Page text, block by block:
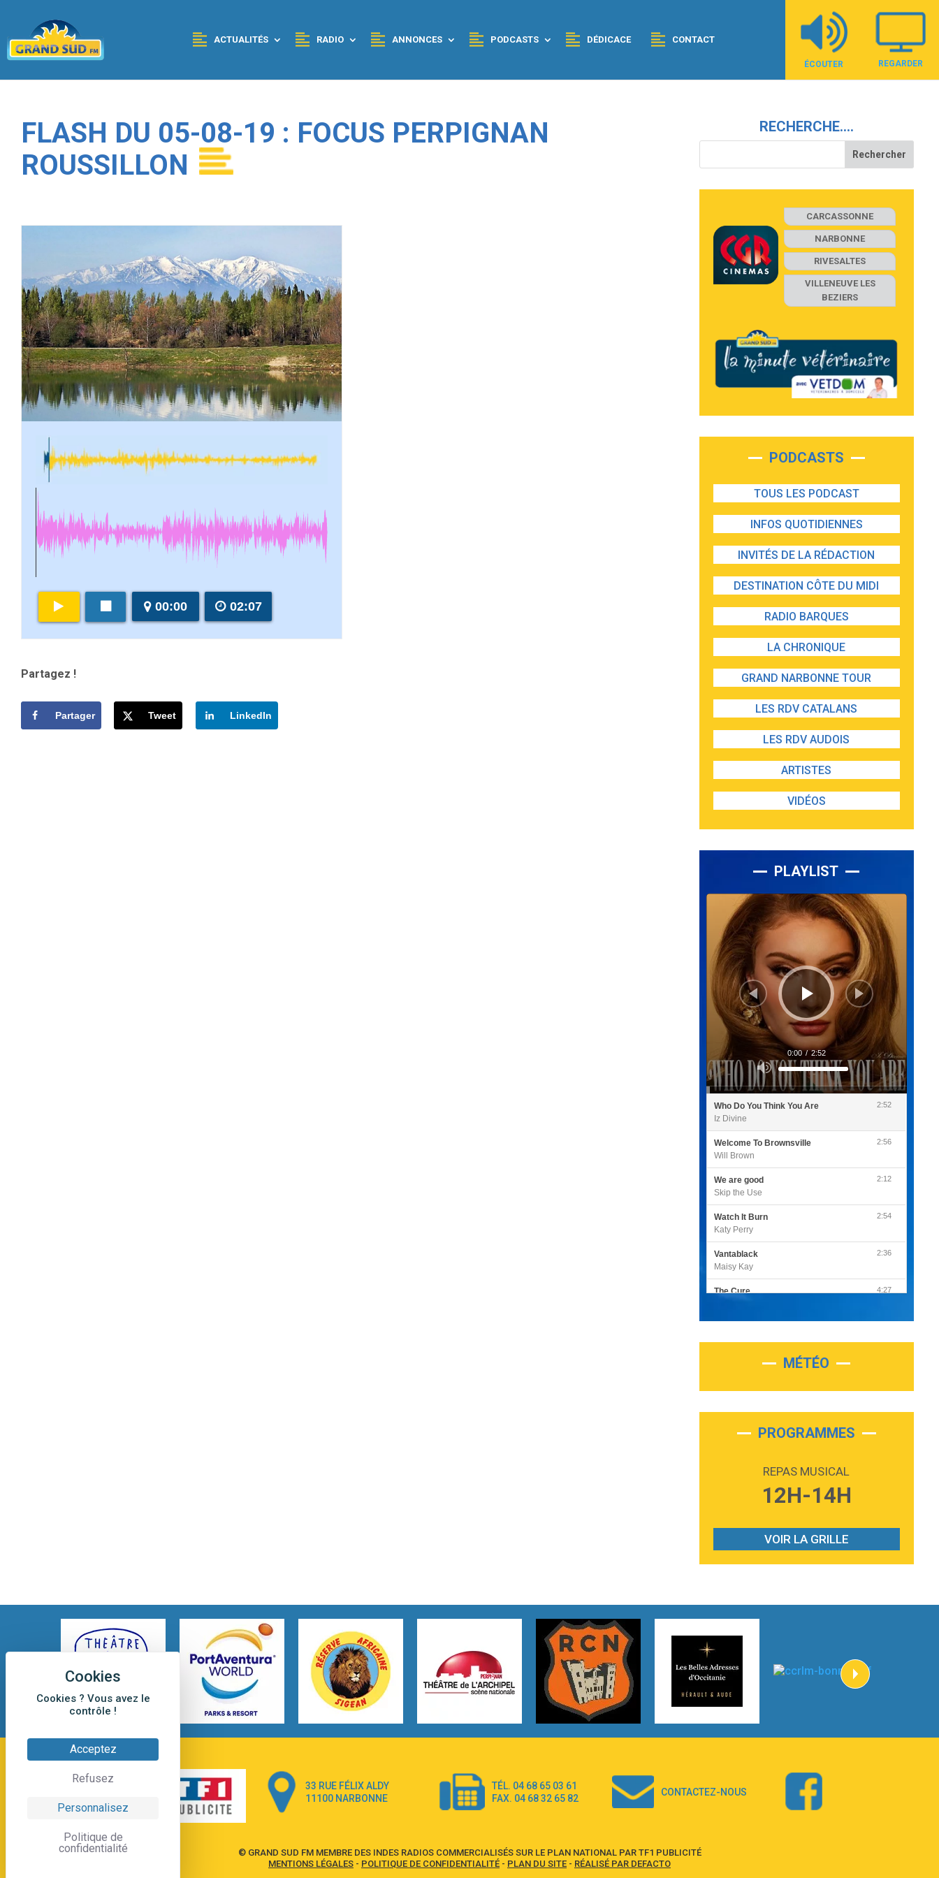
Cookies ? Vous avez le
contrôle !
Acceptez
Refusez
Personnalisez
Politique de
confidentialité
ACTUALITÉS RADIO ANNONCES PODCASTS DÉDICACE CONTACT
ÉCOUTER REGARDER
FLASH DU 05-08-19 : FOCUS PERPIGNAN
ROUSSILLON
00:00 02:07
Partagez !
Partager Tweet LinkedIn
RECHERCHE….
CARCASSONNE
NARBONNE
RIVESALTES
VILLENEUVE LES
BEZIERS
PODCASTS
TOUS LES PODCAST
INFOS QUOTIDIENNES
INVITÉS DE LA RÉDACTION
DESTINATION CÔTE DU MIDI
RADIO BARQUES
LA CHRONIQUE
GRAND NARBONNE TOUR
LES RDV CATALANS
LES RDV AUDOIS
ARTISTES
VIDÉOS
PLAYLIST
Lecteur
Utilisez
les
flèches
haut/bas
augmenter
le
volume.
0:00 / 2:52
Who Do You Think You Are
Iz Divine
2:52
Welcome To Brownsville
Will Brown
2:56
We are good
Skip the Use
2:12
Watch It Burn
Katy Perry
2:54
Vantablack
Maisy Kay
2:36
The Cure
4:27
Luke Combs
Second Chance
Martin Garrix & Ed Sheeran
Bruno Mars
Love sensation
Madonna
2:59
Gracie Abrams
Taylor Swift
How It Was Before
Heaven On Your Mind
Hate that i made you love me
MÉTÉO
PROGRAMMES
REPAS MUSICAL
12H-14H
VOIR LA GRILLE
33 RUE FÉLIX ALDY
11100 NARBONNE
TÉL. 04 68 65 03 61
FAX. 04 68 32 65 82
CONTACTEZ-NOUS
© GRAND SUD FM MEMBRE DES INDES RADIOS COMMERCIALISÉS SUR LE PLAN NATIONAL PAR TF1 PUBLICITÉ
MENTIONS LÉGALES - POLITIQUE DE CONFIDENTIALITÉ - PLAN DU SITE - RÉALISÉ PAR DEFACTO